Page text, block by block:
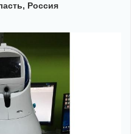
Россия